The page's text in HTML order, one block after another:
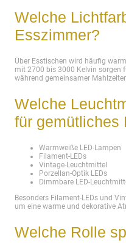
Welche
Esszimmer?
Über Esstischen wird häufig
mit 2700 bis 3000 Kelvin sorgen
während gemeinsamer
Welche
für gemütliches
Warmweiße LED-Lampen
Filament-LEDs
Vintage-Leuchtmittel
Porzellan-Optik LEDs
Dimmbare LED-
Besonders Filament-LEDs und
um eine warme und dekorative
Welche Rolle